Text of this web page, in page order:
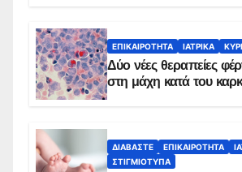
ΕΠΙΚΑΙΡΌΤΗΤΑ ΙΑΤΡΙΚΆ
Δύο νέες θεραπείες
στη μάχη κατά του
ΔΙΑΒΆΣΤΕ ΕΠΙΚΑΙΡΌΤΗΤΑ
ΣΤΙΓΜΙΌΤΥΠΑ